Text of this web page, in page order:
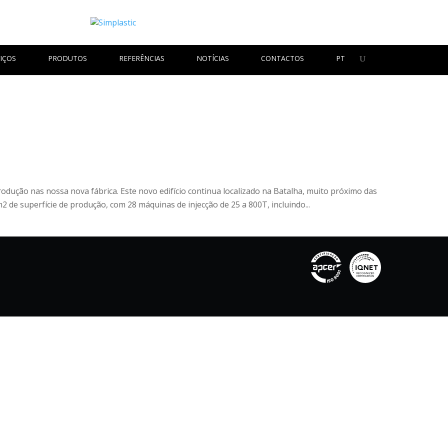
PRODUTOS REFERÊNCIAS NOTÍCIAS CONTACTOS PT
nas nossa nova fábrica. Este novo edifício continua localizado na Batalha, muito próximo das
de superfície de produção, com 28 máquinas de injecção de 25 a 800T, incluindo...